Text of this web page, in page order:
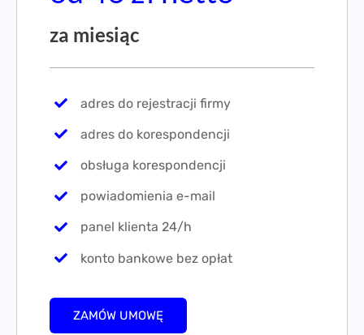
za miesiąc
adres do rejestracji firmy
adres do korespondencji
obsługa korespondencji
powiadomienia e-mail
panel klienta 24/h
konto bankowe bez opłat
ZAMÓW UMOWĘ